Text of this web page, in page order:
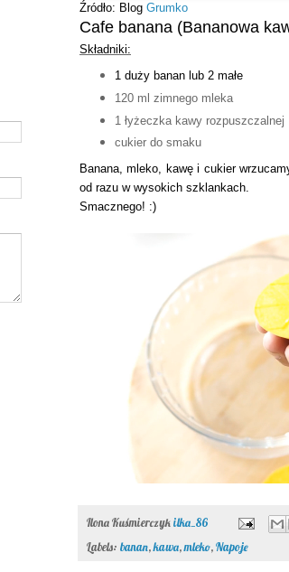
Źródło: Blog Grumko
Cafe banana (Bananowa
Składniki:
1 duży banan lub 2 małe
120 ml zimnego mleka
1 łyżeczka kawy rozpuszczalnej
cukier do smaku
Banana, mleko, kawę i cukier
od razu w wysokich szklankach.
Smacznego! :)
Ilona Kuśmierczykilka_86
Labels: banan,kawa,mleko,Napoje